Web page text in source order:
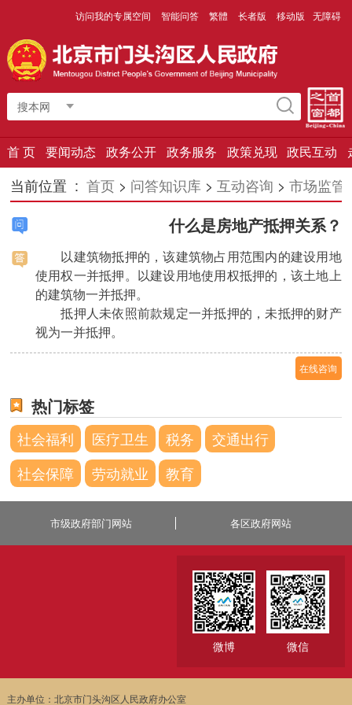
访问我的专属空间 智能问答 繁體 长者版 移动版 无障碍
搜本网
首 页 要闻动态 政务公开 政务服务 政策兑现 政民互动
当前位置 :首页 > 问答知识库 >互动咨询 >市场监管
什么是房地产抵押关系？
以建筑物抵押的，该建筑物占用范围内的建设用地
使用权一并抵押。以建设用地使用权抵押的，该土地上
的建筑物一并抵押。
抵押人未依照前款规定一并抵押的，未抵押的财产
视为一并抵押。
在线咨询
热门标签
社会福利 医疗卫生 税务
交通出行
社会保障
劳动就业 教育
市级政府部门网站 各区政府网站
微博 微信
主办单位：北京市门头沟区人民政府办公室